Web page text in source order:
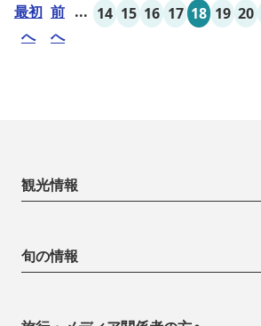
最初
へ
前
へ
... 14 15 16 17 18 19 20
観光情報
旬の情報